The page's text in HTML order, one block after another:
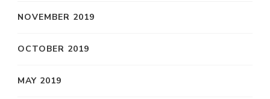
NOVEMBER 2019
OCTOBER 2019
MAY 2019